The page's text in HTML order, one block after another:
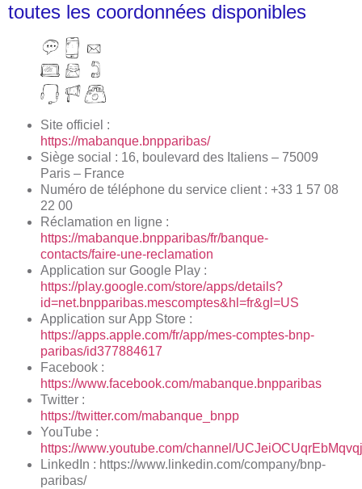
toutes les coordonnées disponibles
Site officiel :
https://mabanque.bnpparibas/
Siège social : 16, boulevard des Italiens – 75009
Paris – France
Numéro de téléphone du service client : +33 1 57 08
22 00
Réclamation en ligne :
https://mabanque.bnpparibas/fr/banque-
contacts/faire-une-reclamation
Application sur Google Play :
https://play.google.com/store/apps/details?
id=net.bnpparibas.mescomptes&hl=fr&gl=US
Application sur App Store :
https://apps.apple.com/fr/app/mes-comptes-bnp-
paribas/id377884617
Facebook :
https://www.facebook.com/mabanque.bnpparibas
Twitter :
https://twitter.com/mabanque_bnpp
YouTube :
https://www.youtube.com/channel/
LinkedIn : https://www.linkedin.com/company/bnp-
paribas/